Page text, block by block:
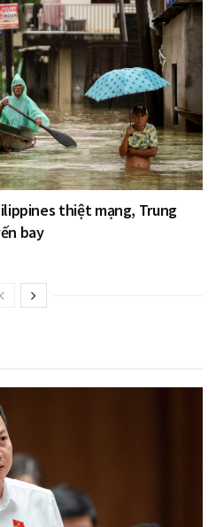
thiệt mạng, Trung
bay